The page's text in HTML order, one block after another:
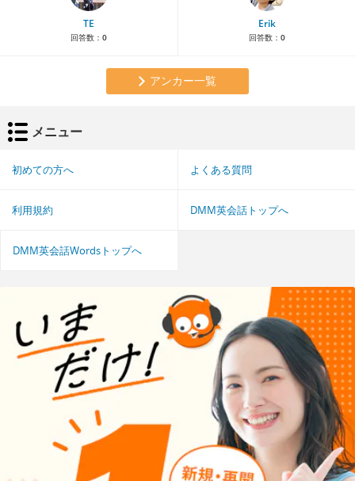
TE
回答数： 0
Erik
回答数： 0
アンカー一覧
メニュー
初めての方へ よくある質問
利用規約 DMM英会話トップへ
DMM英会話Wordsトップへ